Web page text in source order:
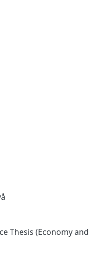
Thesis (Economy and